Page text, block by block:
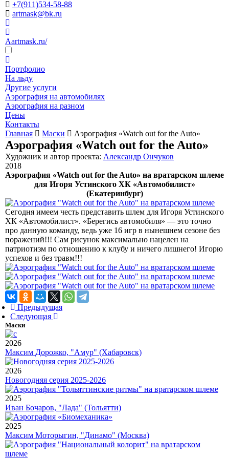
+7(911)534-58-88
artmask@bk.ru
Aartmask.ru/
Портфолио
На льду
Другие услуги
Аэрография на автомобилях
Аэрография на разном
Цены
Контакты
Главная
Маски Аэрография «Watch out for the Auto»
Аэрография «Watch out for the Auto»
Художник и автор проекта: Александр Ончуков
2018
Аэрография «Watch out for the Auto» на вратарском шлеме
для Игоря Устинского ХК «Автомобилист»
(Екатеринбург)
Сегодня имеем честь представить шлем для Игоря Устинского
ХК «Автомобилист». «Берегись автомобиля» — это точно
про данную команду, ведь уже 16 игр в нынешнем сезоне без
поражений!!! Сам рисунок максимально нацелен на
патриотизм по отношению к клубу и ничего лишнего! Игорю
успехов и без травм!!!
Предыдущая
Следующая
Маски
2026
Максим Дорожко, "Амур" (Хабаровск)
2026
Новогодняя серия 2025-2026
2025
Иван Бочаров, "Лада" (Тольятти)
2025
Максим Моторыгин, "Динамо" (Москва)